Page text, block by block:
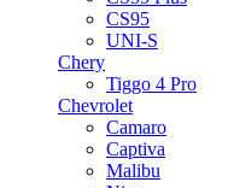
CS95
UNI-S
Chery
Tiggo 4 Pro
Chevrolet
Camaro
Captiva
Malibu